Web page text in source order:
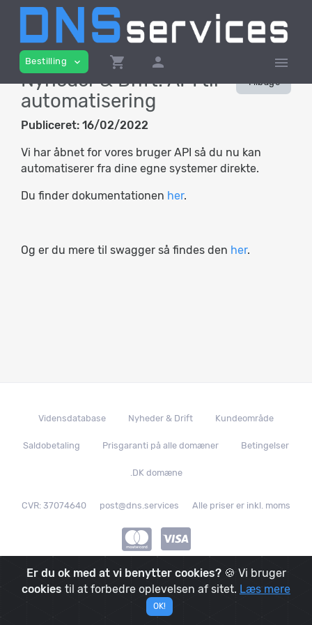
Bestilling expand_more shopping_cart person menu
Tilbage
Nyheder & Drift: API til
automatisering
Publiceret: 16/02/2022
Vi har åbnet for vores bruger API så du nu kan
automatiserer fra dine egne systemer direkte.
Du finder dokumentationen her.
Og er du mere til swagger så findes den her.
Vidensdatabase Nyheder & Drift Kundeområde
Saldobetaling Prisgaranti på alle domæner Betingelser
.DK domæne
CVR: 37074640 post@dns.services Alle priser er inkl. moms
© 2019 - 2026 | DNS.services | We made it with in Denmark
And it's powered by
Er du ok med at vi benytter cookies?🍪 Vi bruger
cookies til at forbedre oplevelsen af sitet. Læs mere
OK!